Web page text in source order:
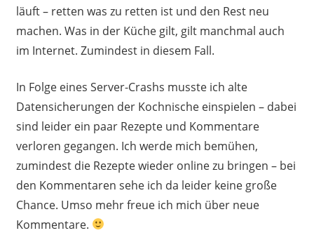
läuft – retten was zu retten ist und den Rest neu
machen. Was in der Küche gilt, gilt manchmal auch
im Internet. Zumindest in diesem Fall.
In Folge eines Server-Crashs musste ich alte
Datensicherungen der Kochnische einspielen – dabei
sind leider ein paar Rezepte und Kommentare
verloren gegangen. Ich werde mich bemühen,
zumindest die Rezepte wieder online zu bringen – bei
den Kommentaren sehe ich da leider keine große
Chance. Umso mehr freue ich mich über neue
Kommentare.